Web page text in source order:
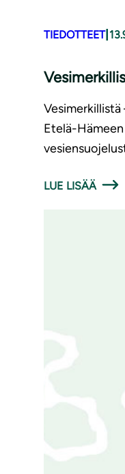
TIEDOTTEET|
Vesimerkillistä
Etelä-
LUE LISÄÄ